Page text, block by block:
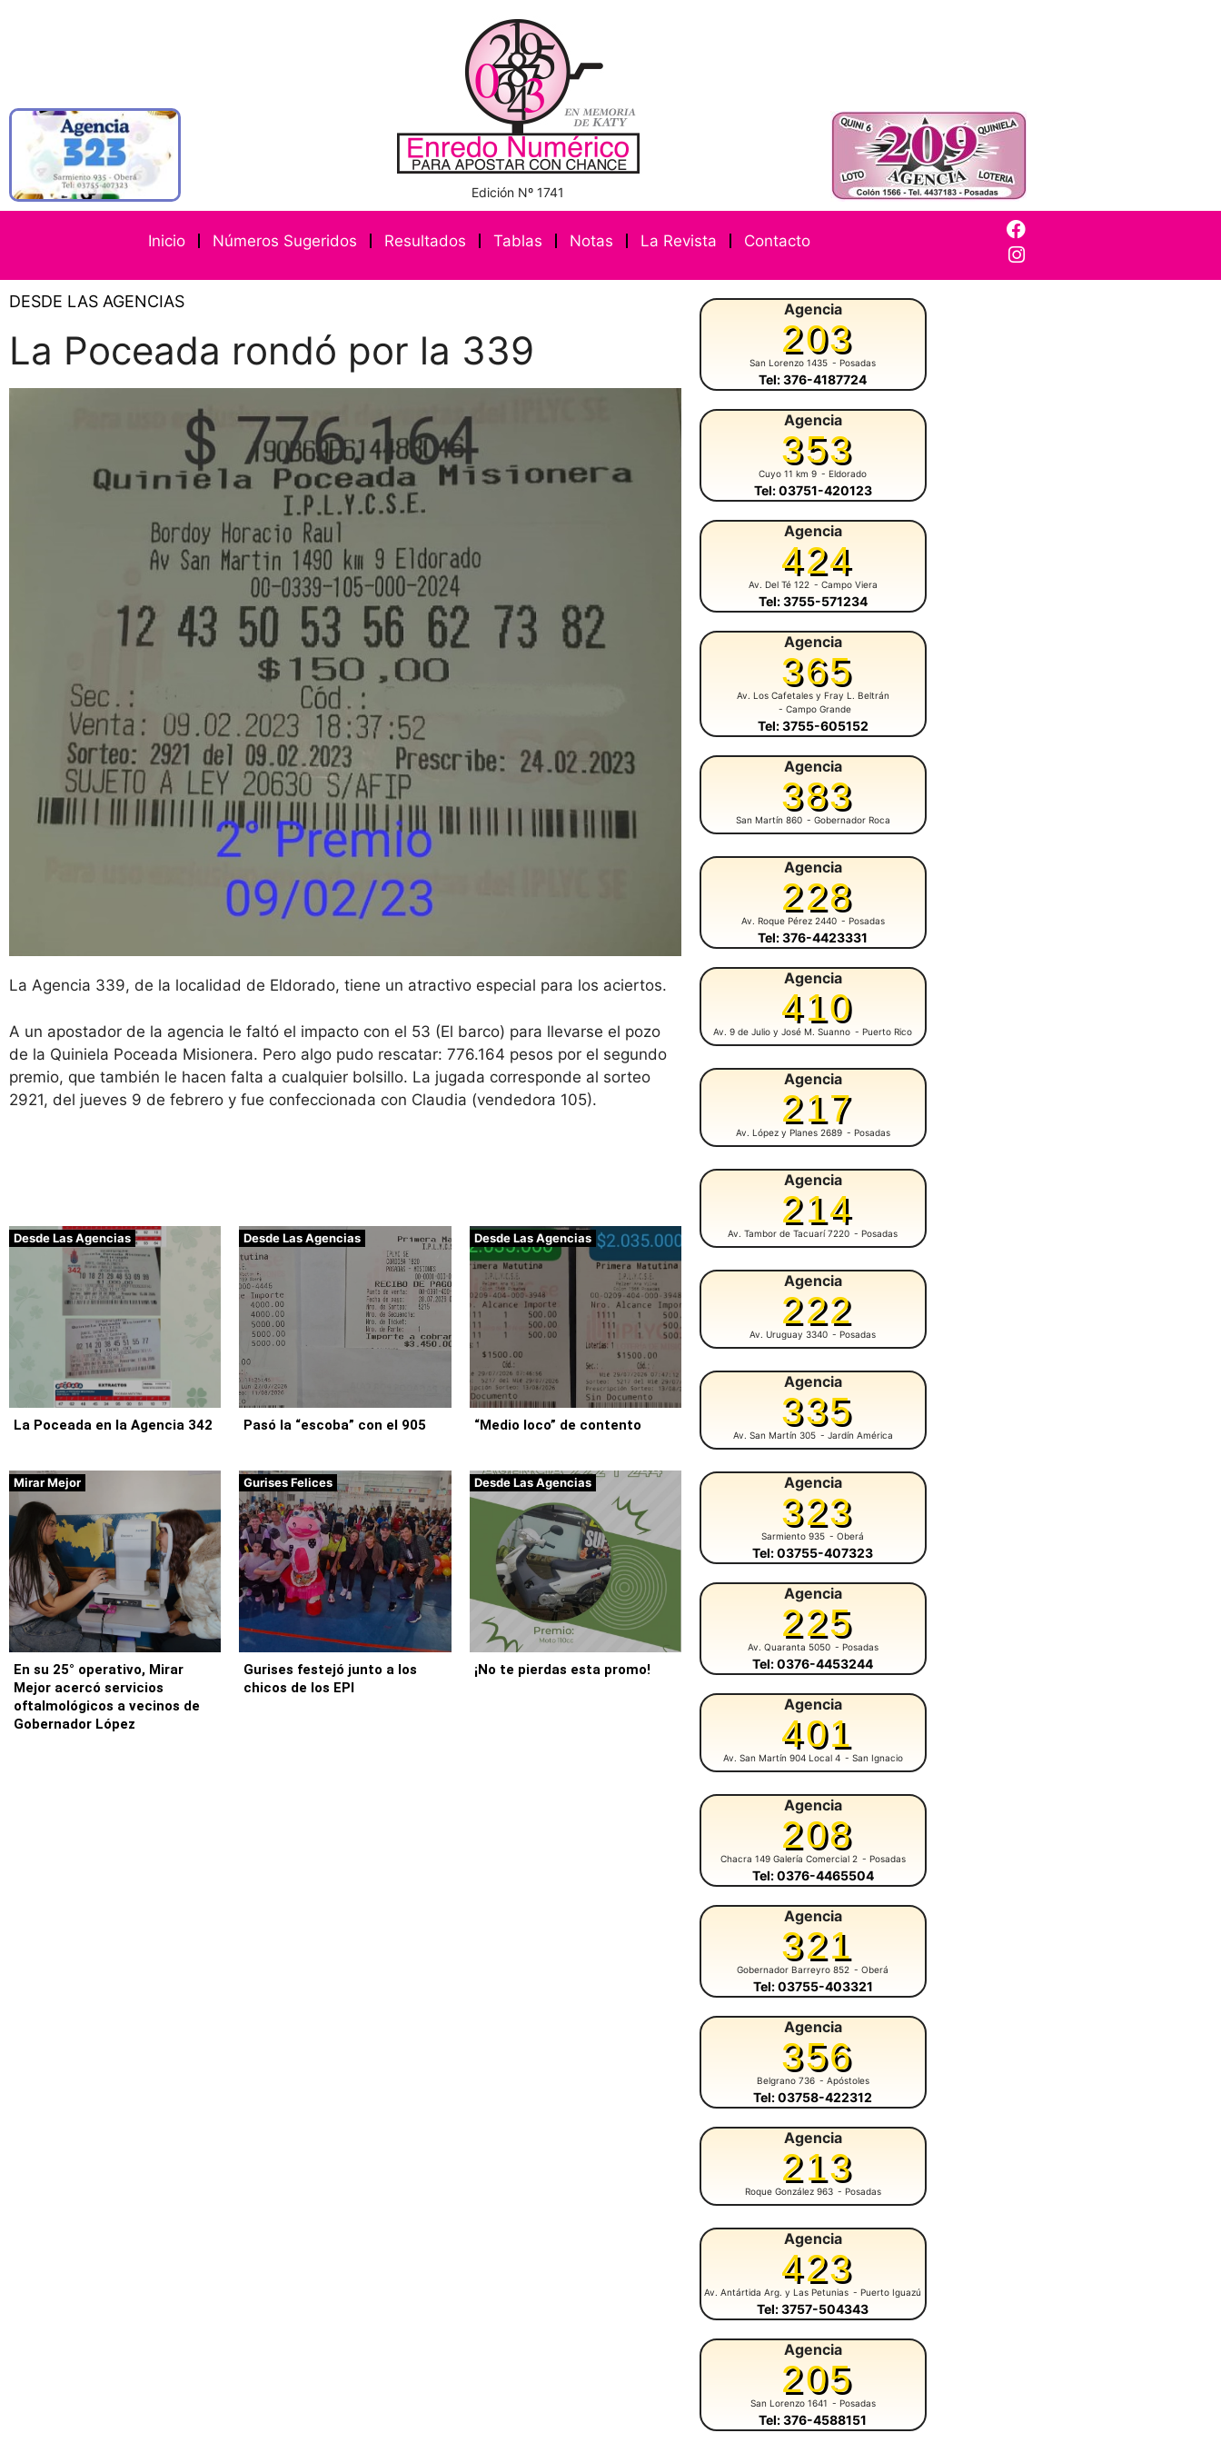
Edición Nº 1741
Inicio Números Sugeridos Resultados Tablas Notas La Revista Contacto
DESDE LAS AGENCIAS
La Poceada rondó por la 339
La Agencia 339, de la localidad de Eldorado, tiene un atractivo especial para los aciertos.
A un apostador de la agencia le faltó el impacto con el 53 (El barco) para llevarse el pozo
de la Quiniela Poceada Misionera. Pero algo pudo rescatar: 776.164 pesos por el segundo
premio, que también le hacen falta a cualquier bolsillo. La jugada corresponde al sorteo
2921, del jueves 9 de febrero y fue confeccionada con Claudia (vendedora 105).
Desde Las Agencias
La Poceada en la Agencia 342
Desde Las Agencias
Pasó la “escoba” con el 905
Desde Las Agencias
“Medio loco” de contento
Mirar Mejor
En su 25° operativo, Mirar
Mejor acercó servicios
oftalmológicos a vecinos de
Gobernador López
Gurises Felices
Gurises festejó junto a los
chicos de los EPI
Desde Las Agencias
¡No te pierdas esta promo!
Agencia
203
San Lorenzo 1435 - Posadas
Tel: 376-4187724
Agencia
353
Cuyo 11 km 9 - Eldorado
Tel: 03751-420123
Agencia
424
Av. Del Té 122 - Campo Viera
Tel: 3755-571234
Agencia
365
Av. Los Cafetales y Fray L. Beltrán
- Campo Grande
Tel: 3755-605152
Agencia
383
San Martín 860 - Gobernador Roca
Agencia
228
Av. Roque Pérez 2440 - Posadas
Tel: 376-4423331
Agencia
410
Av. 9 de Julio y José M. Suanno - Puerto Rico
Agencia
217
Av. López y Planes 2689 - Posadas
Agencia
214
Av. Tambor de Tacuarí 7220 - Posadas
Agencia
222
Av. Uruguay 3340 - Posadas
Agencia
335
Av. San Martín 305 - Jardín América
Agencia
323
Sarmiento 935 - Oberá
Tel: 03755-407323
Agencia
225
Av. Quaranta 5050 - Posadas
Tel: 0376-4453244
Agencia
401
Av. San Martín 904 Local 4 - San Ignacio
Agencia
208
Chacra 149 Galería Comercial 2 - Posadas
Tel: 0376-4465504
Agencia
321
Gobernador Barreyro 852 - Oberá
Tel: 03755-403321
Agencia
356
Belgrano 736 - Apóstoles
Tel: 03758-422312
Agencia
213
Roque González 963 - Posadas
Agencia
423
Av. Antártida Arg. y Las Petunias - Puerto Iguazú
Tel: 3757-504343
Agencia
205
San Lorenzo 1641 - Posadas
Tel: 376-4588151